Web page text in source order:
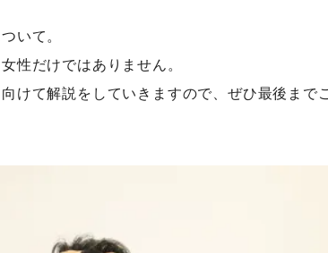
いて。
性だけではありません。
けて解説をしていきますので、ぜひ最後まで